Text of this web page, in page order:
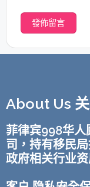
About Us
菲律宾998华
司，持有移民
政府相关行业资